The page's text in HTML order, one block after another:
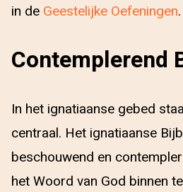
in de Geestelijke Oefeningen.
Contemplerend
In het ignatiaanse gebed
centraal. Het ignatiaanse
beschouwend en
het Woord van God binnen